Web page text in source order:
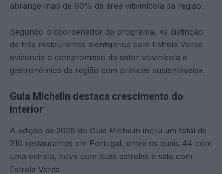
abrange mais de 60% da área vitivinícola da região.
Segundo o coordenador do programa, «a distinção
de três restaurantes alentejanos com Estrela Verde
evidencia o compromisso do setor vitivinícola e
gastronómico da região com práticas sustentáveis».
Guia Michelin destaca crescimento do
interior
A edição de 2026 do Guia Michelin inclui um total de
210 restaurantes em Portugal, entre os quais 44 com
uma estrela, nove com duas estrelas e sete com
Estrela Verde.